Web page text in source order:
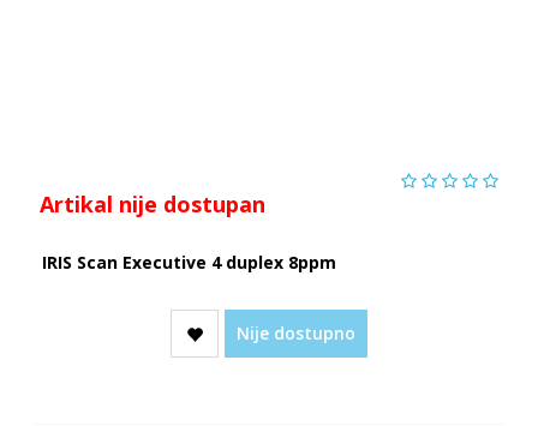
Artikal nije dostupan
IRIS Scan Executive 4 duplex 8ppm
Nije dostupno